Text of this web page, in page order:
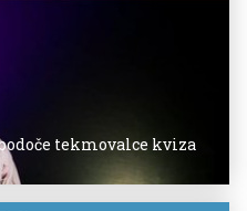
tekmovalce kviza